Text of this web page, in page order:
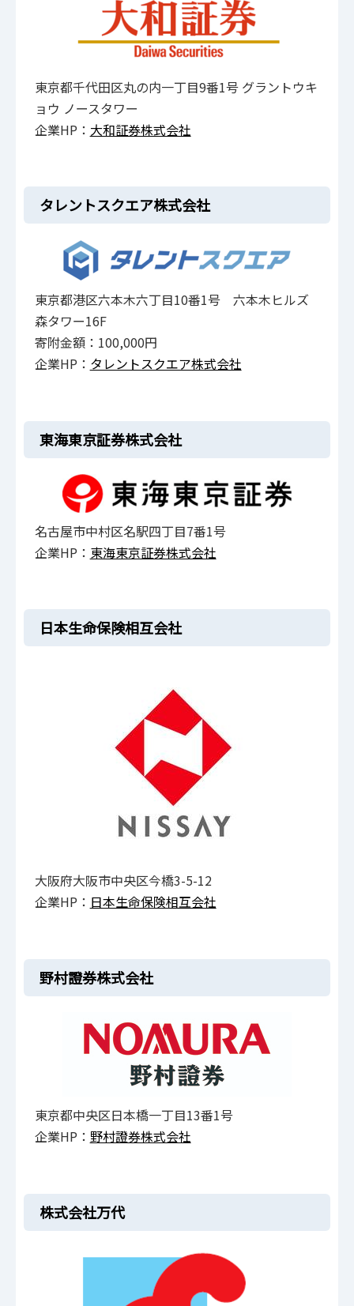
東京都千代田区丸の内一丁目9番1号 グラントウキ
ョウ ノースタワー
企業HP： 大和証券株式会社
タレントスクエア株式会社
東京都港区六本木六丁目10番1号 六本木ヒルズ
森タワー16F
寄附金額：100,000円
企業HP： タレントスクエア株式会社
東海東京証券株式会社
名古屋市中村区名駅四丁目7番1号
企業HP： 東海東京証券株式会社
日本生命保険相互会社
大阪府大阪市中央区今橋3-5-12
企業HP： 日本生命保険相互会社
野村證券株式会社
東京都中央区日本橋一丁目13番1号
企業HP： 野村證券株式会社
株式会社万代